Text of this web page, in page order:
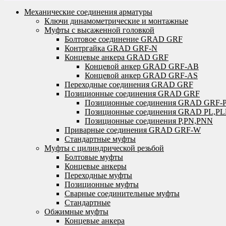
Механические соединения арматуры
Ключи динамометрические и монтажные
Муфты с высаженной головкой
Болтовое соединение GRAD GRF
Контргайка GRAD GRF-N
Концевые анкера GRAD GRF
Концевой анкер GRAD GRF-AB
Концевой анкер GRAD GRF-AS
Переходные соединения GRAD GRF
Позиционные соединения GRAD GRF
Позиционные соединения GRAD GRF-
Позиционные соединения GRAD
Позиционные соединения P,PN,PNN
Приварные соединения GRAD GRF-W
Стандартные муфты
Муфты с цилиндрической резьбой
Болтовые муфты
Концевые анкеры
Переходные муфты
Позиционные муфты
Сварные соединительные муфты
Стандартные
Обжимные муфты
Концевые анкера